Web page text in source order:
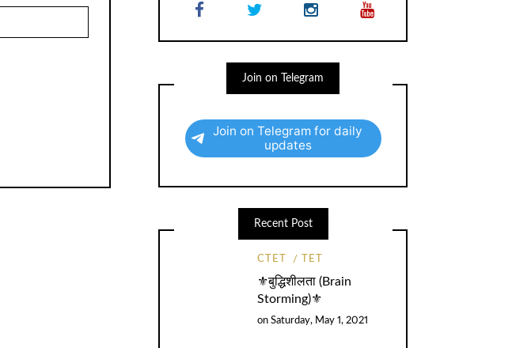
Join on Telegram
Join on Telegram for daily
updates
Recent Post
CTET TET
⚜️बुद्धिशीलता (Brain
Storming)⚜️
on Saturday, May 1, 2021